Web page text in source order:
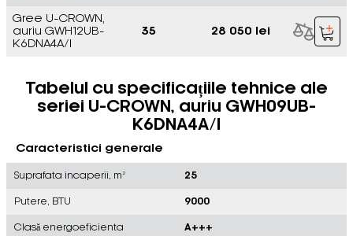
Gree U-CROWN,
auriu GWH12UB-
K6DNA4A/I
35 28 050 lei
Tabelul cu specificațiile tehnice ale
seriei U-CROWN, auriu GWH09UB-
K6DNA4A/I
Caracteristici generale
Suprafata incaperii, m² 25
Putere, BTU 9000
Clasă energoeficienta A+++